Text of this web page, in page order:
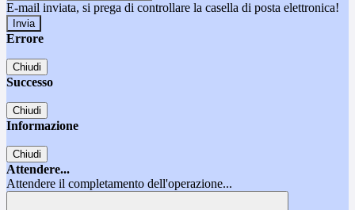
E-mail inviata, si prega di controllare la casella di posta elettronica!
Errore
Chiudi
Successo
Chiudi
Informazione
Chiudi
Attendere...
Attendere il completamento dell'operazione...